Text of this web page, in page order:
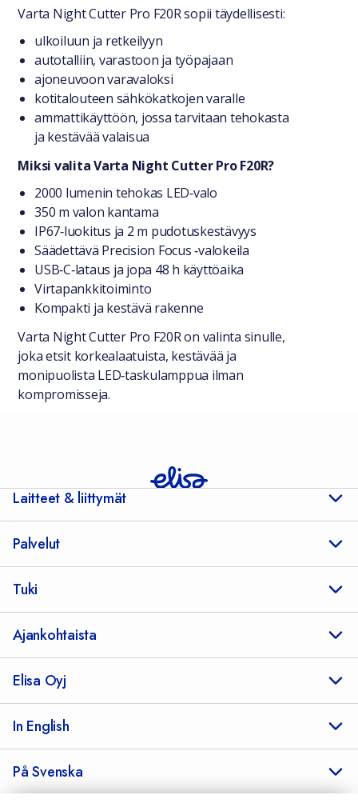
Varta Night Cutter Pro F20R sopii täydellisesti:
ulkoiluun ja retkeilyyn
autotalliin, varastoon ja työpajaan
ajoneuvoon varavaloksi
kotitalouteen sähkökatkojen varalle
ammattikäyttöön, jossa tarvitaan tehokasta
ja kestävää valaisua
Miksi valita Varta Night Cutter Pro F20R?
2000 lumenin tehokas LED‑valo
350 m valon kantama
IP67‑luokitus ja 2 m pudotuskestävyys
Säädettävä Precision Focus ‑valokeila
USB‑C‑lataus ja jopa 48 h käyttöaika
Virtapankkitoiminto
Kompakti ja kestävä rakenne
Varta Night Cutter Pro F20R on valinta sinulle,
joka etsit korkealaatuista, kestävää ja
monipuolista LED‑taskulamppua ilman
kompromisseja.
Laitteet & liittymät
Palvelut
Tuki
Ajankohtaista
Elisa Oyj
In English
På Svenska